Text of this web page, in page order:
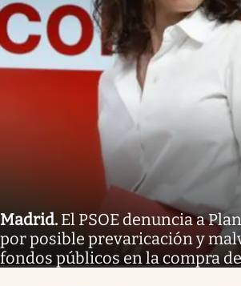
Madrid. El PSOE denuncia a
por posible prevaricación y
fondos públicos en la compra